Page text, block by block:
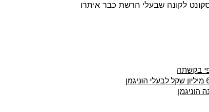
לקונה שבעלי הרשת כבר איתרו
בקשתה